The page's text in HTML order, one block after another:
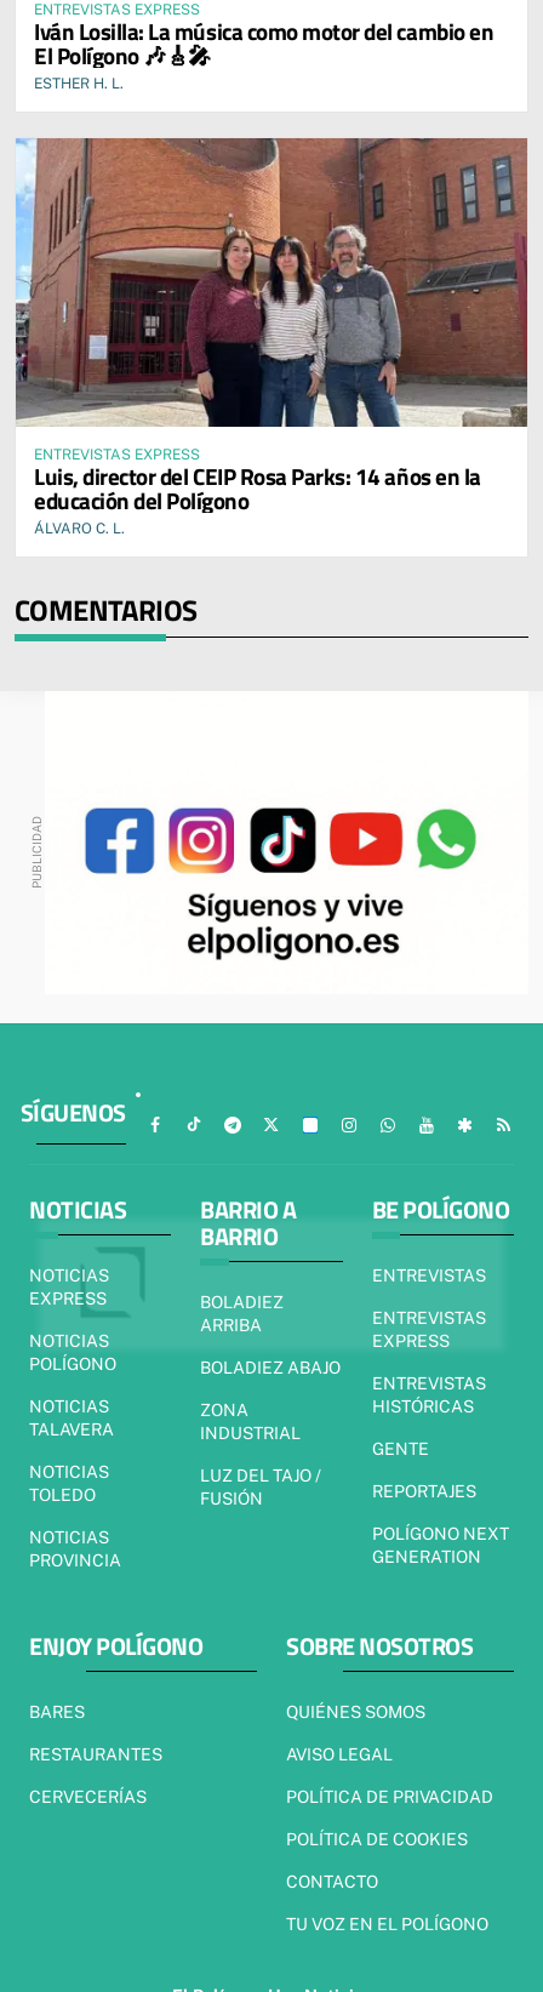
ENTREVISTAS EXPRESS
Iván Losilla: La música como motor del cambio en
El Polígono 🎶🎸🎤
ESTHER H. L.
ENTREVISTAS EXPRESS
Luis, director del CEIP Rosa Parks: 14 años en la
educación del Polígono
ÁLVARO C. L.
COMENTARIOS
SÍGUENOS
NOTICIAS
NOTICIAS
EXPRESS
NOTICIAS
POLÍGONO
NOTICIAS
TALAVERA
NOTICIAS
TOLEDO
NOTICIAS
PROVINCIA
BARRIO A
BARRIO
BOLADIEZ
ARRIBA
BOLADIEZ ABAJO
ZONA
INDUSTRIAL
LUZ DEL TAJO /
FUSIÓN
BE POLÍGONO
ENTREVISTAS
ENTREVISTAS
EXPRESS
ENTREVISTAS
HISTÓRICAS
GENTE
REPORTAJES
POLÍGONO NEXT
GENERATION
ENJOY POLÍGONO
BARES
RESTAURANTES
CERVECERÍAS
SOBRE NOSOTROS
QUIÉNES SOMOS
AVISO LEGAL
POLÍTICA DE PRIVACIDAD
POLÍTICA DE COOKIES
CONTACTO
TU VOZ EN EL POLÍGONO